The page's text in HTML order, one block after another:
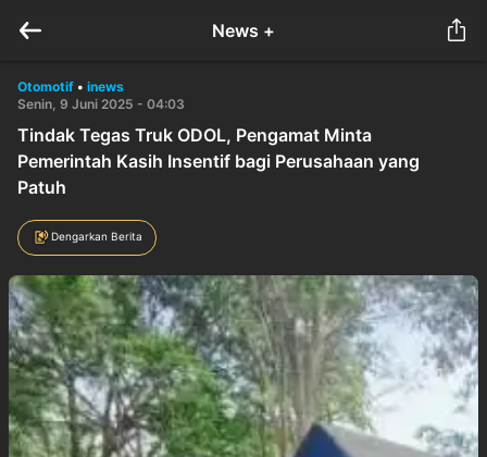
News +
Otomotif • inews
Senin, 9 Juni 2025 - 04:03
Tindak Tegas Truk ODOL, Pengamat Minta
Pemerintah Kasih Insentif bagi Perusahaan yang
Patuh
Dengarkan Berita